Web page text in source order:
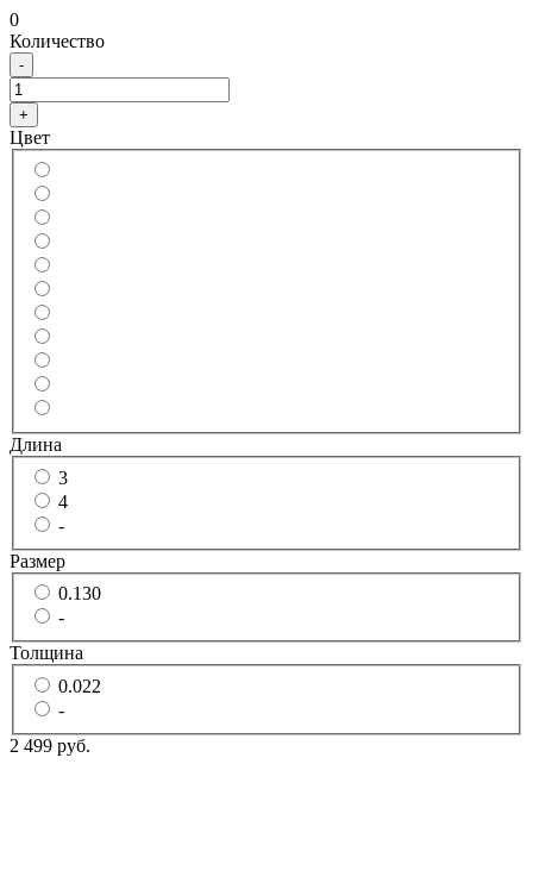
0
Количество
-
+
Цвет
Длина
3
4
-
Размер
0.130
-
Толщина
0.022
-
2 499 руб.